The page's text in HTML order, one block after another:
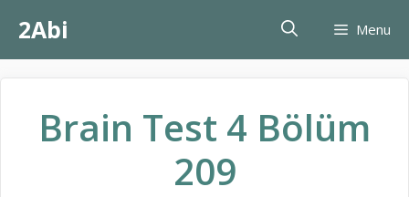
atla2Abi Menu
Brain Test 4 Bölüm
209